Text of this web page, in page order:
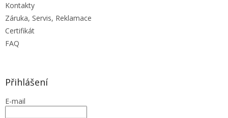
Kontakty
Záruka, Servis, Reklamace
Certifikát
FAQ
Přihlášení
E-mail